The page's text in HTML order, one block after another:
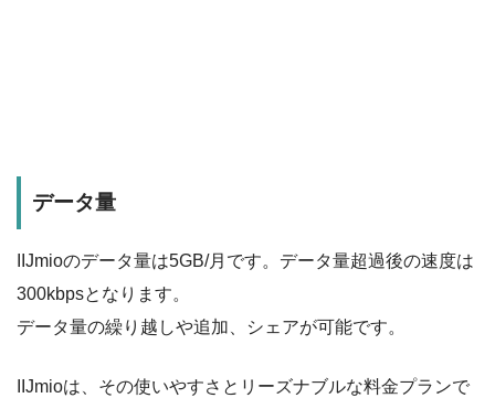
データ量
IIJmioのデータ量は5GB/月です。データ量超過後の速度は
300kbpsとなります。
データ量の繰り越しや追加、シェアが可能です。
IIJmioは、その使いやすさとリーズナブルな料金プランで